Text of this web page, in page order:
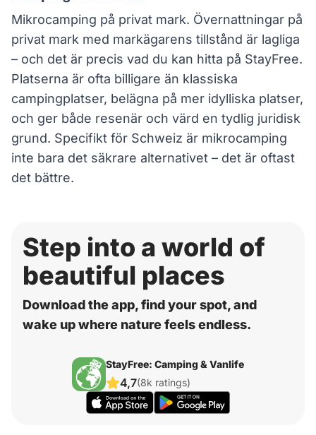
Mikrocamping på privat mark. Övernattningar på
privat mark med markägarens tillstånd är lagliga
– och det är precis vad du kan hitta på StayFree.
Platserna är ofta billigare än klassiska
campingplatser, belägna på mer idylliska platser,
och ger både resenär och värd en tydlig juridisk
grund. Specifikt för Schweiz är mikrocamping
inte bara det säkrare alternativet – det är oftast
det bättre.
Step into a world of
beautiful places
Download the app, find your spot, and
wake up where nature feels endless.
StayFree: Camping & Vanlife
4,7(8k ratings)